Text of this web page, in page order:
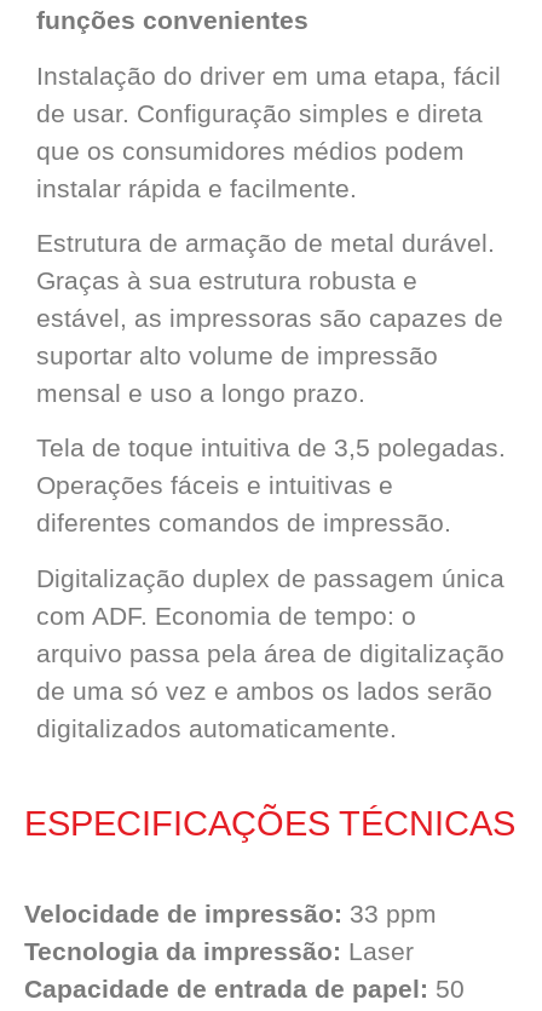
funções convenientes
Instalação do driver em uma etapa, fácil
de usar. Configuração simples e direta
que os consumidores médios podem
instalar rápida e facilmente.
Estrutura de armação de metal durável.
Graças à sua estrutura robusta e
estável, as impressoras são capazes de
suportar alto volume de impressão
mensal e uso a longo prazo.
Tela de toque intuitiva de 3,5 polegadas.
Operações fáceis e intuitivas e
diferentes comandos de impressão.
Digitalização duplex de passagem única
com ADF. Economia de tempo: o
arquivo passa pela área de digitalização
de uma só vez e ambos os lados serão
digitalizados automaticamente.
ESPECIFICAÇÕES TÉCNICAS
Velocidade de impressão: 33 ppm
Tecnologia da impressão: Laser
Capacidade de entrada de papel: 50